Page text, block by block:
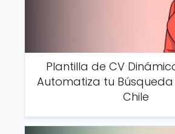
Plantilla de CV
Automatiza tu
Chile